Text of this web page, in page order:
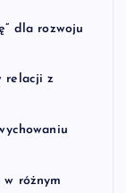
dla rozwoju
relacji z
różnym